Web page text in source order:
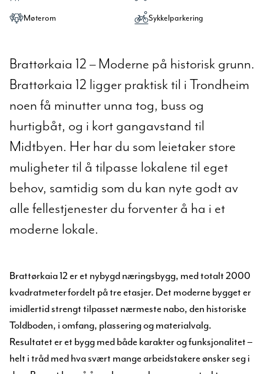
Møterom Sykkelparkering
Brattørkaia 12 – Moderne på historisk grunn.
Brattørkaia 12 ligger praktisk til i Trondheim
noen få minutter unna tog, buss og
hurtigbåt, og i kort gangavstand til
Midtbyen. Her har du som leietaker store
muligheter til å tilpasse lokalene til eget
behov, samtidig som du kan nyte godt av
alle fellestjenester du forventer å ha i et
moderne lokale.
Brattørkaia 12 er et nybygd næringsbygg, med totalt 2000
kvadratmeter fordelt på tre etasjer. Det moderne bygget er
imidlertid strengt tilpasset nærmeste nabo, den historiske
Toldboden, i omfang, plassering og materialvalg.
Resultatet er et bygg med både karakter og funksjonalitet –
helt i tråd med hva svært mange arbeidstakere ønsker seg i